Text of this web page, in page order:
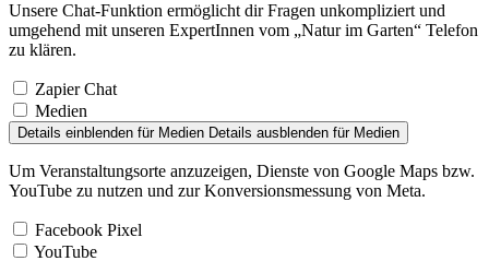
Unsere Chat-Funktion ermöglicht dir Fragen unkompliziert und
umgehend mit unseren ExpertInnen vom „Natur im Garten“ Telefon
zu klären.
Zapier Chat
Medien
Details einblenden für Medien Details ausblenden für Medien
Um Veranstaltungsorte anzuzeigen, Dienste von Google Maps bzw.
YouTube zu nutzen und zur Konversionsmessung von Meta.
Facebook Pixel
YouTube